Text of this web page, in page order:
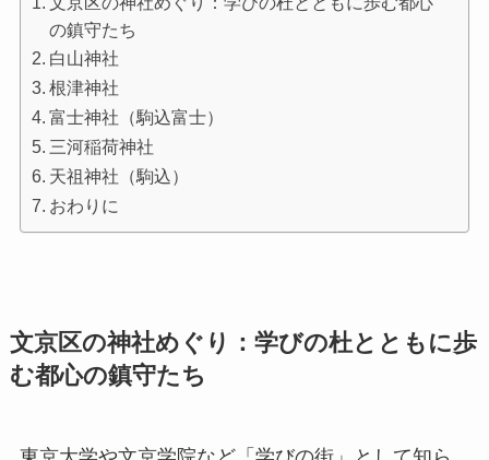
の鎮守たち
白山神社
根津神社
富士神社（駒込富士）
三河稲荷神社
天祖神社（駒込）
おわりに
文京区の神社めぐり：学びの杜とともに歩
む都心の鎮守たち